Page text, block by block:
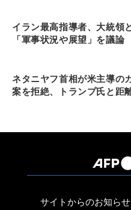
イラン最高指導者、大統領
「軍事状況や展望」を議論
ネタニヤフ首相が米主導の
案を拒絶、トランプ氏と距
サイトからのお知らせ